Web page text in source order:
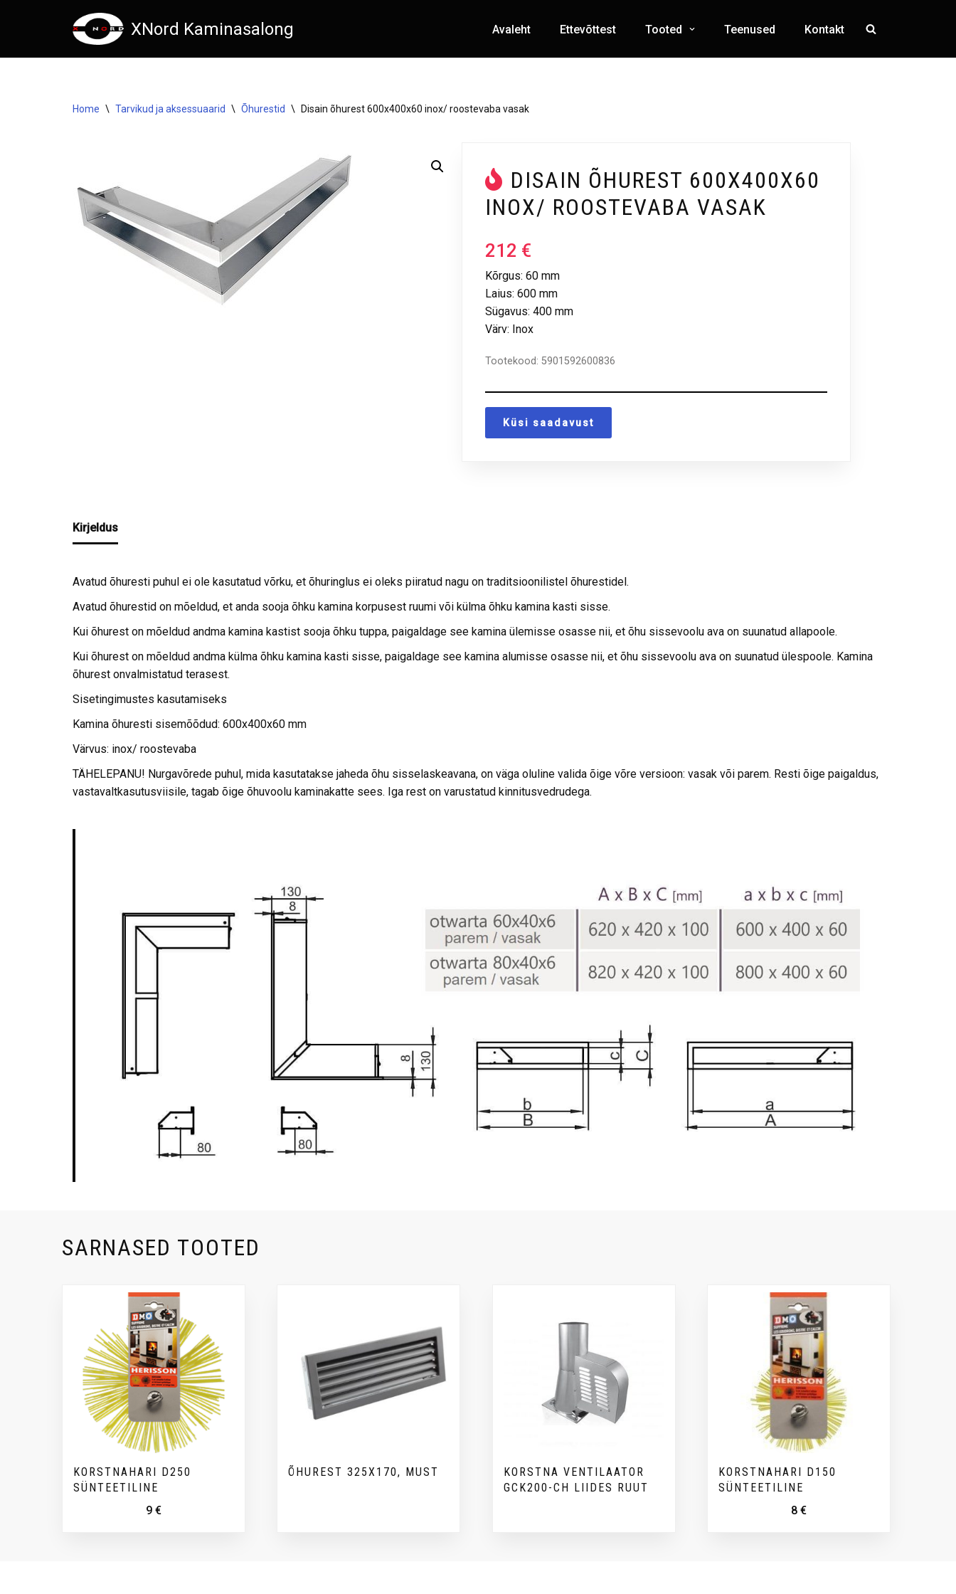
to
XNord Kaminasalong Avaleht Ettevõttest Tooted Teenused Kontakt
Home \ Tarvikud ja aksessuaarid \ Õhurestid \ Disain õhurest 600x400x60 inox/ roostevaba vasak
DISAIN ÕHUREST 600X400X60
INOX/ ROOSTEVABA VASAK
212 €
Kõrgus: 60 mm
Laius: 600 mm
Sügavus: 400 mm
Värv: Inox
Tootekood:5901592600836
Küsi saadavust
Kirjeldus
Avatud õhuresti puhul ei ole kasutatud võrku, et õhuringlus ei oleks piiratud nagu on traditsioonilistel õhurestidel.
Avatud õhurestid on mõeldud, et anda sooja õhku kamina korpusest ruumi või külma õhku kamina kasti sisse.
Kui õhurest on mõeldud andma kamina kastist sooja õhku tuppa, paigaldage see kamina ülemisse osasse nii, et õhu sissevoolu ava on suunatud allapoole.
Kui õhurest on mõeldud andma külma õhku kamina kasti sisse, paigaldage see kamina alumisse osasse nii, et õhu sissevoolu ava on suunatud ülespoole. Kamina
õhurest onvalmistatud terasest.
Sisetingimustes kasutamiseks
Kamina õhuresti sisemõõdud: 600x400x60 mm
Värvus: inox/ roostevaba
TÄHELEPANU! Nurgavõrede puhul, mida kasutatakse jaheda õhu sisselaskeavana, on väga oluline valida õige võre versioon: vasak või parem. Resti õige paigaldus,
vastavaltkasutusviisile, tagab õige õhuvoolu kaminakatte sees. Iga rest on varustatud kinnitusvedrudega.
SARNASED TOOTED
KORSTNAHARI D250
SÜNTEETILINE
9 €
ÕHUREST 325X170, MUST
KORSTNA VENTILAATOR
GCK200-CH LIIDES RUUT
KORSTNAHARI D150
SÜNTEETILINE
8€